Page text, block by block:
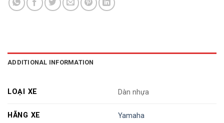
ADDITIONAL INFORMATION
LOẠI XE Dàn nhựa
HÃNG XE Yamaha